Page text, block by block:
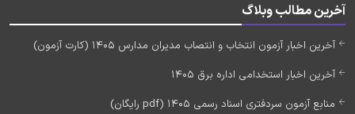
آخرین مطالب وبلاگ
آخرین اخبار آزمون انتخاب و انتصاب مدیران مدارس 1405 (کارت آزمون)
آخرین اخبار استخدامی اداره برق 1405
منابع آزمون سردفتری اسناد رسمی 1405 (pdf رایگان)